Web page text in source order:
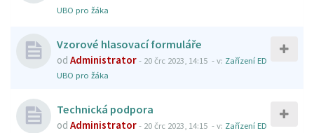
UBO pro žáka
Vzorové hlasovací formuláře
od Administrator- 20 črc 2023, 14:15 - v: Zařízení ED
UBO pro žáka
Technická podpora
od Administrator- 20 črc 2023, 14:15 - v: Zařízení ED